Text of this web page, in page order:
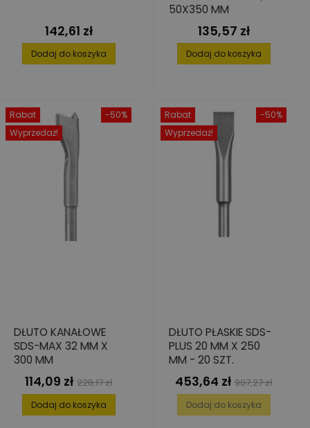
Cena
142,61 zł
Dodaj do koszyka
50X350 MM
Cena
135,57 zł
Dodaj do koszyka
-50%
Rabat
Wyprzedaż!
DŁUTO KANAŁOWE
SDS-MAX 32 MM X
300 MM
Cena
114,09 zł Cena
podstawowa
228,17 zł
Dodaj do koszyka
-50%
Rabat
Wyprzedaż!
DŁUTO PŁASKIE SDS-
PLUS 20 MM X 250
MM - 20 SZT.
Cena
453,64 zł Cena
podstawowa
907,27 zł
Dodaj do koszyka